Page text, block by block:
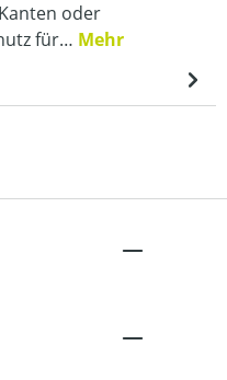
oder
für… Mehr